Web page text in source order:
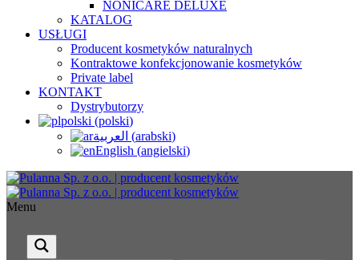
NONICARE DELUXE
KATALOG
USŁUGI
Producent kosmetyków naturalnych
Kontraktowe konfekcjonowanie kosmetyków
Private label
KONTAKT
Dystrybutorzy
polski (polski)
العربية (arabski)
English (angielski)
Menu